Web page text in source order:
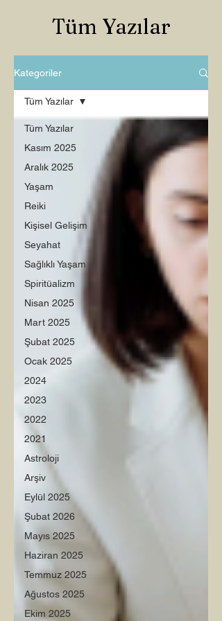
Tüm Yazılar
Kategoriler
Tüm Yazılar
Kasım 2025
Aralık 2025
Yaşam
Reiki
Kişisel Gelişim
Seyahat
Sağlıklı Yaşam
Spiritüalizm
Nisan 2025
Mart 2025
Şubat 2025
Ocak 2025
2024
2023
2022
2021
Astroloji
Arşiv
Eylül 2025
Şubat 2026
Mayıs 2025
Haziran 2025
Temmuz 2025
Ağustos 2025
Ekim 2025
Tüm Yazılar